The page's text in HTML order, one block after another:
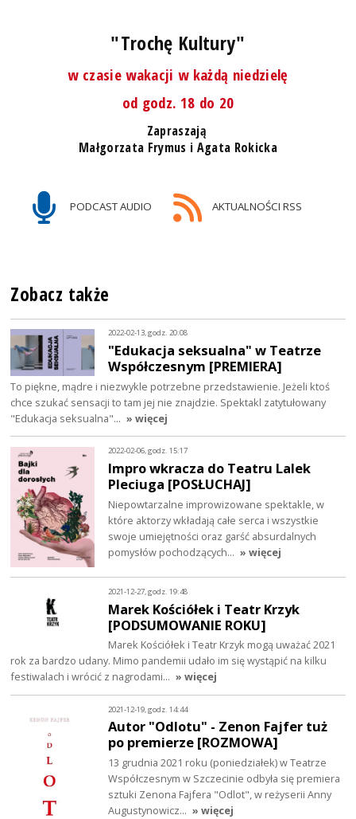
"Trochę Kultury"
w czasie wakacji w każdą niedzielę
od godz. 18 do 20
Zapraszają
Małgorzata Frymus i Agata Rokicka
PODCAST AUDIO AKTUALNOŚCI RSS
Zobacz także
2022-02-13, godz. 20:08
"Edukacja seksualna" w Teatrze
Współczesnym [PREMIERA]
To piękne, mądre i niezwykle potrzebne przedstawienie. Jeżeli ktoś
chce szukać sensacji to tam jej nie znajdzie. Spektakl zatytułowany
"Edukacja seksualna"… » więcej
2022-02-06, godz. 15:17
Impro wkracza do Teatru Lalek
Pleciuga [POSŁUCHAJ]
Niepowtarzalne improwizowane spektakle, w
które aktorzy wkładają całe serca i wszystkie
swoje umiejętności oraz garść absurdalnych
pomysłów pochodzących… » więcej
2021-12-27, godz. 19:48
Marek Kościółek i Teatr Krzyk
[PODSUMOWANIE ROKU]
Marek Kościółek i Teatr Krzyk mogą uważać 2021
rok za bardzo udany. Mimo pandemii udało im się wystąpić na kilku
festiwalach i wrócić z nagrodami… » więcej
2021-12-19, godz. 14:44
Autor "Odlotu" - Zenon Fajfer tuż
po premierze [ROZMOWA]
13 grudnia 2021 roku (poniedziałek) w Teatrze
Współczesnym w Szczecinie odbyła się premiera
sztuki Zenona Fajfera "Odlot", w reżyserii Anny
Augustynowicz… » więcej